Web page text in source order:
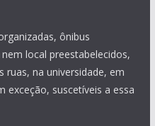
ônibus
local preestabelecidos,
ruas, na universidade, em
exceção, suscetíveis a essa